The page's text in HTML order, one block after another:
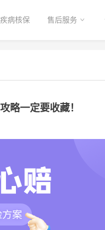
疾病核保 售后服务
略一定要收藏！